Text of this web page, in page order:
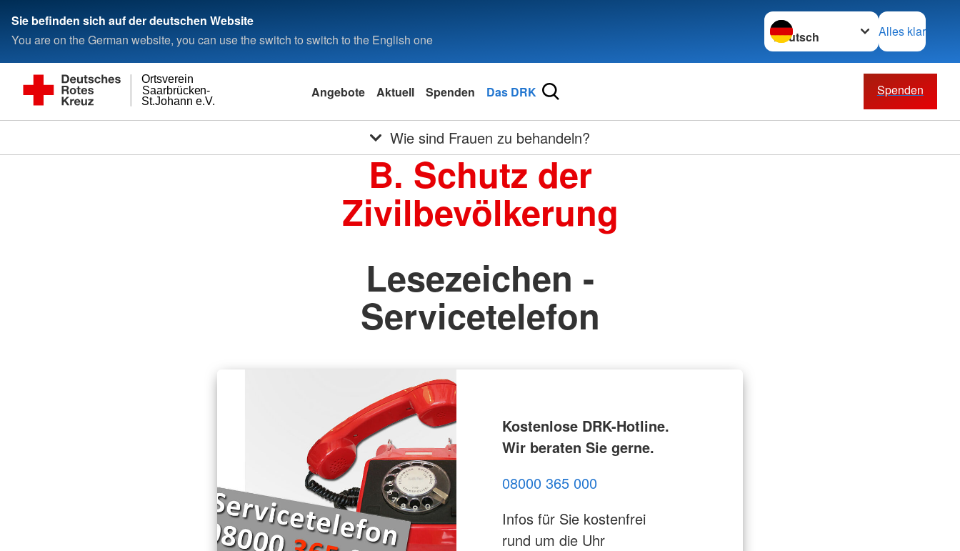
Sie befinden sich auf der deutschen Website
You are on the German website, you can use the switch to switch to the English one
Sprache wechseln zu
Alles klar
St.Johann e.V.
Saarbrücken-
Ortsverein
Angebote Aktuell Spenden Das DRK Spenden
Wie sind Frauen zu behandeln?
B. Schutz der
Zivilbevölkerung
Lesezeichen -
Servicetelefon
Kostenlose DRK-Hotline.
Wir beraten Sie gerne.
08000 365 000
Infos für Sie kostenfrei
rund um die Uhr